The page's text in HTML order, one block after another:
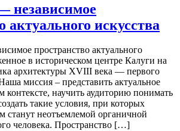
независимое
актуального искусства
пространство актуального
в историческом центре Калуги на
архитектуры XVIII века — первого
миссия – представить актуальное
контексте, научить аудиторию понимать
такие условия, при которых
станут неотъемлемой органичной
человека. Пространство […]